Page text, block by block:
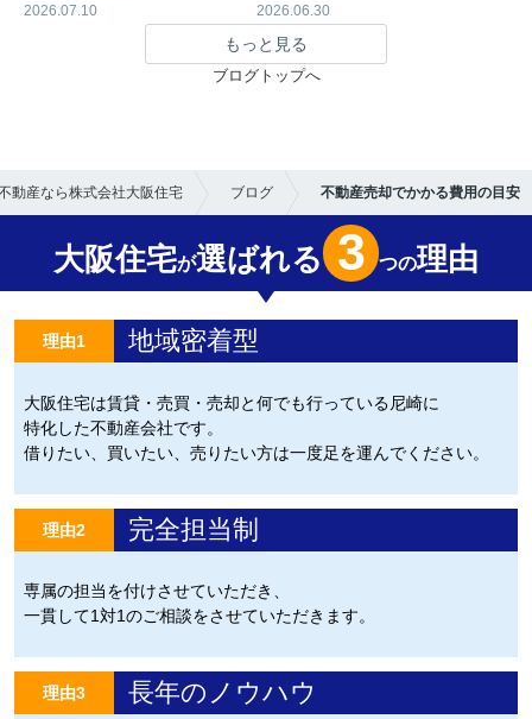
2026.07.10 2026.06.30
もっと見る
ブログトップへ
動産なら株式会社大阪住宅 ブログ 不動産売却でかかる費用の目安
大阪住宅が選ばれる 3 つの理由
理由1 地域密着型
大阪住宅は賃貸・売買・売却と何でも行っている尼崎に
特化した不動産会社です。
借りたい、買いたい、売りたい方は一度足を運んでください。
理由2 完全担当制
専属の担当を付けさせていただき、
一貫して1対1のご相談をさせていただきます。
理由3 長年のノウハウ